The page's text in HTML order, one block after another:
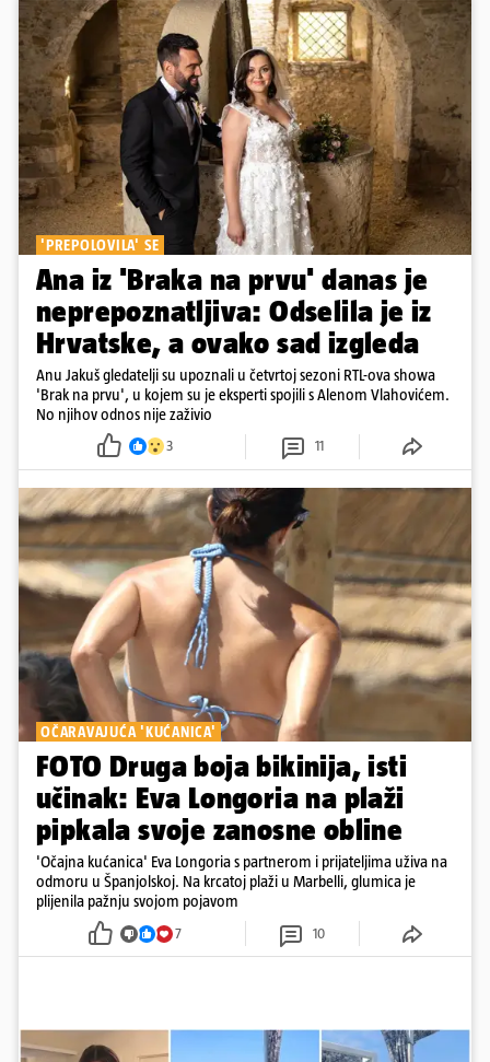
'PREPOLOVILA' SE
Ana iz 'Braka na prvu' danas je
neprepoznatljiva: Odselila je iz
Hrvatske, a ovako sad izgleda
Anu Jakuš gledatelji su upoznali u četvrtoj sezoni RTL-ova showa
'Brak na prvu', u kojem su je eksperti spojili s Alenom Vlahovićem.
No njihov odnos nije zaživio
3 11
OČARAVAJUĆA 'KUĆANICA'
FOTO Druga boja bikinija, isti
učinak: Eva Longoria na plaži
pipkala svoje zanosne obline
'Očajna kućanica' Eva Longoria s partnerom i prijateljima uživa na
odmoru u Španjolskoj. Na krcatoj plaži u Marbelli, glumica je
plijenila pažnju svojom pojavom
7 10